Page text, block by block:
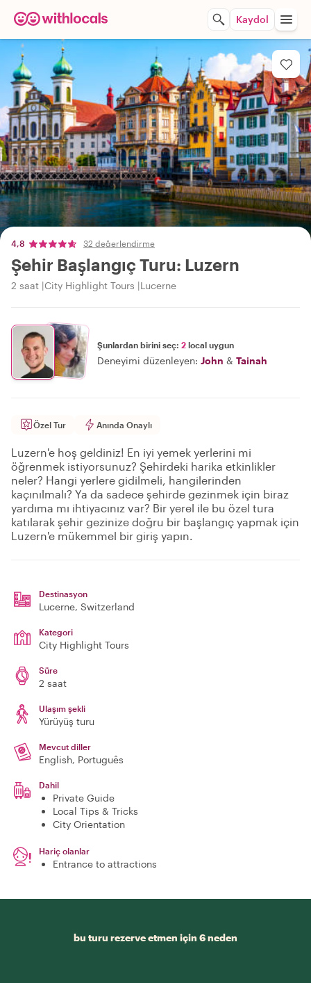
Kaydol
4,8 32 değerlendirme
Şehir Başlangıç Turu: Luzern
2 saat City Highlight Tours Lucerne
Şunlardan birini seç: 2 local uygun
Deneyimi düzenleyen: John & Tainah
Özel Tur Anında Onaylı
Luzern'e hoş geldiniz! En iyi yemek yerlerini mi
öğrenmek istiyorsunuz? Şehirdeki harika etkinlikler
neler? Hangi yerlere gidilmeli, hangilerinden
kaçınılmalı? Ya da sadece şehirde gezinmek için biraz
yardıma mı ihtiyacınız var? Bir yerel ile bu özel tura
katılarak şehir gezinize doğru bir başlangıç yapmak için
Luzern'e mükemmel bir giriş yapın.
Destinasyon
Lucerne, Switzerland
Kategori
City Highlight Tours
Süre
2 saat
Ulaşım şekli
Yürüyüş turu
Mevcut diller
English, Português
Dahil
Private Guide
Local Tips & Tricks
City Orientation
Hariç olanlar
Entrance to attractions
bu turu rezerve etmen için 6 neden